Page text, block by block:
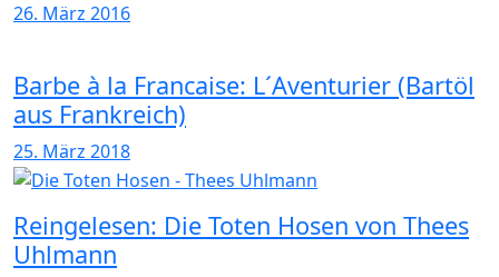
26. März 2016
Barbe à la Francaise: L´Aventurier (Bartöl
aus Frankreich)
25. März 2018
Reingelesen: Die Toten Hosen von Thees
Uhlmann